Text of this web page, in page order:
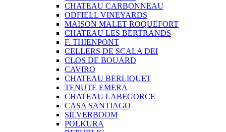
CHATEAU CARBONNEAU
ODFIELL VINEYARDS
MAISON MALET ROQUEFORT
CHATEAU LES BERTRANDS
F. THIENPONT
CELLERS DE SCALA DEI
CLOS DE BOUARD
CAVIRO
CHATEAU BERLIQUET
TENUTE EMERA
CHATEAU LABEGORCE
CASA SANTIAGO
SILVERBOOM
POLKURA